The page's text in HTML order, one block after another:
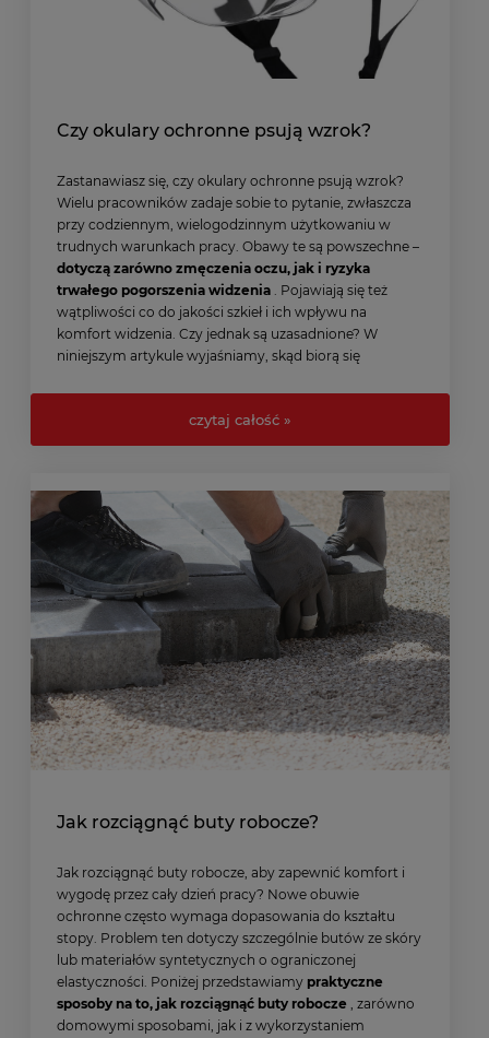
Czy okulary ochronne psują wzrok?
Zastanawiasz się, czy okulary ochronne psują wzrok?
Wielu pracowników zadaje sobie to pytanie, zwłaszcza
przy codziennym, wielogodzinnym użytkowaniu w
trudnych warunkach pracy. Obawy te są powszechne –
dotyczą zarówno zmęczenia oczu, jak i ryzyka
trwałego pogorszenia widzenia . Pojawiają się też
wątpliwości co do jakości szkieł i ich wpływu na
komfort widzenia. Czy jednak są uzasadnione? W
niniejszym artykule wyjaśniamy, skąd biorą się
czytaj całość »
Jak rozciągnąć buty robocze?
Jak rozciągnąć buty robocze, aby zapewnić komfort i
wygodę przez cały dzień pracy? Nowe obuwie
ochronne często wymaga dopasowania do kształtu
stopy. Problem ten dotyczy szczególnie butów ze skóry
lub materiałów syntetycznych o ograniczonej
elastyczności. Poniżej przedstawiamy praktyczne
sposoby na to, jak rozciągnąć buty robocze , zarówno
domowymi sposobami, jak i z wykorzystaniem